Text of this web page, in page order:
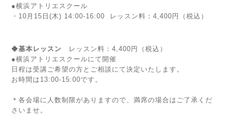
●横浜アトリエスクール
・10月15日(木) 14:00-16:00 レッスン料：4,400円（税込）
◆基本レッスン
レッスン料：4,400円（税込）
●横浜アトリエスクールにて開催
日程は受講ご希望の方とご相談にて決定いたします。
お時間は13:00-15:00です。
＊各会場に人数制限がありますので、満席の場合はご了承くだ
さいませ。